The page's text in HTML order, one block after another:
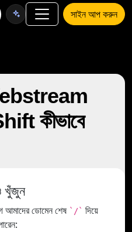
সাইন আপ করুন
কীভাবে
খুঁজুন
ডোমেন শেষ `/` দিয়ে